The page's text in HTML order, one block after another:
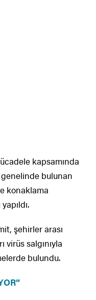
kapsamında
bulunan
konaklama
şehirler arası
salgınıyla
bulundu.